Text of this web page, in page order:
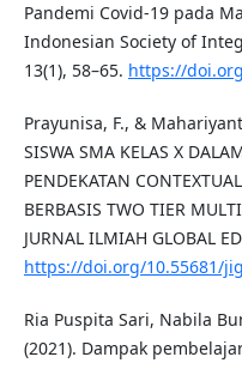
Pandemi Covid-19 pada
Indonesian Society of
13(1), 58–65. https://
Prayunisa, F., &
SISWA SMA KELAS X
PENDEKATAN
BERBASIS TWO TIER
JURNAL ILMIAH GLOBAL
https://doi.org/10.55681/
Ria Puspita Sari, Nabila
(2021). Dampak